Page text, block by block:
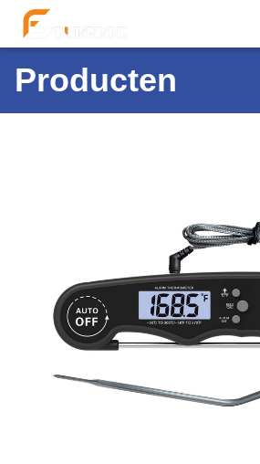
Producten